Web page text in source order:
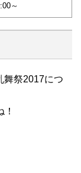
～
舞祭2017につ